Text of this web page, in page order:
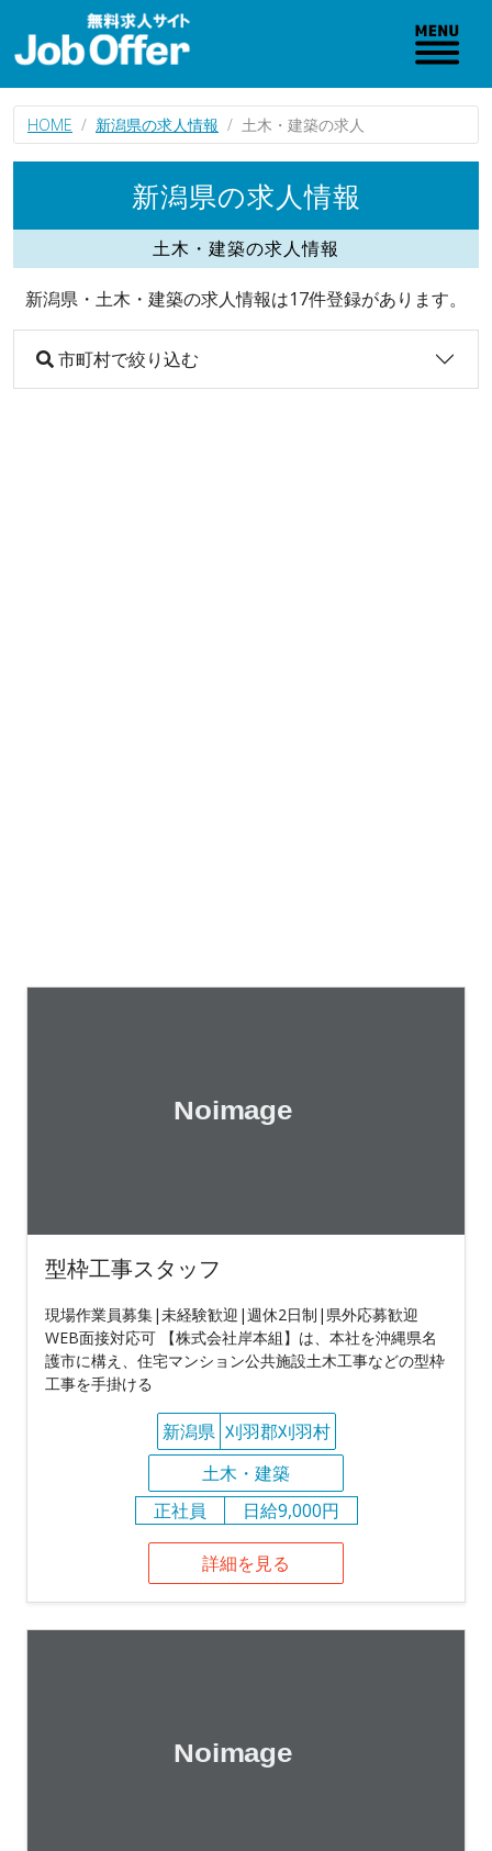
HOME 新潟県の求人情報 土木・建築の求人
新潟県の求人情報
土木・建築の求人情報
新潟県・土木・建築の求人情報は17件登録があります。
市町村で絞り込む
型枠工事スタッフ
現場作業員募集|未経験歓迎|週休2日制|県外応募歓迎
WEB面接対応可 【株式会社岸本組】は、本社を沖縄県名
護市に構え、住宅マンション公共施設土木工事などの型枠
工事を手掛ける
新潟県 刈羽郡刈羽村
土木・建築
正社員
日給9,000円
詳細を見る